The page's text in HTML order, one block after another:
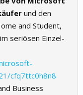
und den
and Student,
seriösen Einzel-
cfq7ttc0h8n8
Business